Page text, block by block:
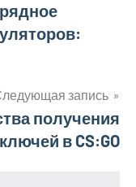
запись
получения
в CS:GO